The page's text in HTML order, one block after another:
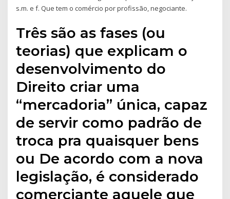
s.m. e f. Que tem o comércio por profissão, negociante.
Três são as fases (ou
teorias) que explicam o
desenvolvimento do
Direito criar uma
“mercadoria” única, capaz
de servir como padrão de
troca pra quaisquer bens
ou De acordo com a nova
legislação, é considerado
comerciante aquele que